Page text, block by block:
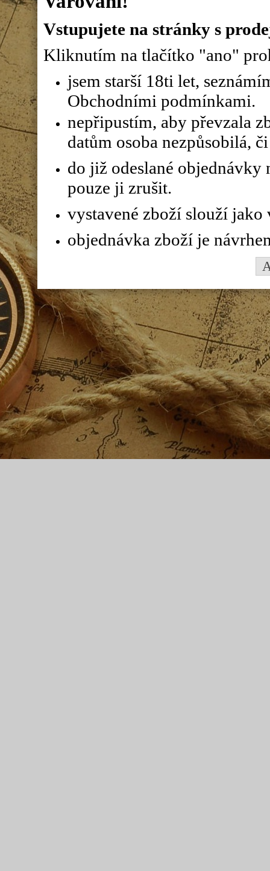
Vstupujete na stránky s
Kliknutím na tlačítko "ano"
jsem starší 18ti let,
Obchodními podmínkami.
nepřipustím, aby převzala
datům osoba nezpůsobilá,
do již odeslané objednávky
pouze ji zrušit.
vystavené zboží slouží
objednávka zboží je